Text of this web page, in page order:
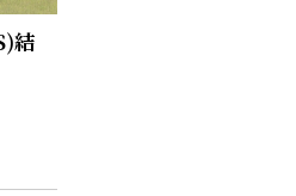
結